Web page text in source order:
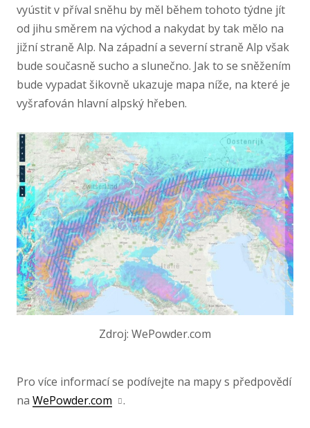
vyústit v příval sněhu by měl během tohoto týdne jít
od jihu směrem na východ a nakydat by tak mělo na
jižní straně Alp. Na západní a severní straně Alp však
bude současně sucho a slunečno. Jak to se sněžením
bude vypadat šikovně ukazuje mapa níže, na které je
vyšrafován hlavní alpský hřeben.
Zdroj: WePowder.com
Pro více informací se podívejte na mapy s předpovědí
na WePowder.com .